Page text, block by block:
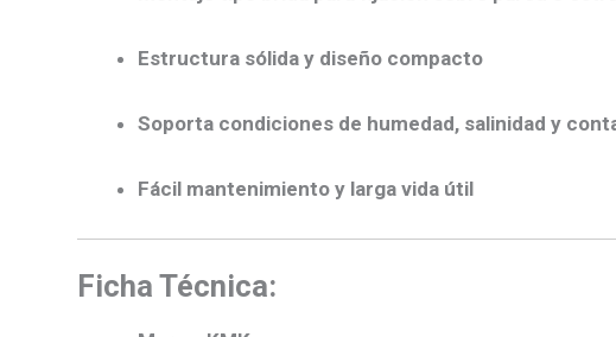
Estructura sólida y diseño compacto
Soporta condiciones de humedad, salinidad y
Fácil mantenimiento y larga vida útil
Ficha Técnica: